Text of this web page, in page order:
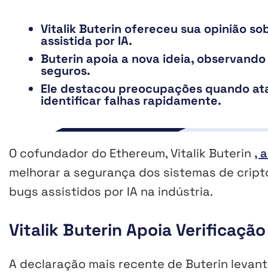
Vitalik Buterin ofereceu sua opinião
assistida por IA.
Buterin apoia a nova ideia,
seguros.
Ele destacou preocupações quando
identificar falhas rapidamente.
O cofundador do Ethereum, Vitalik Buterin ,
melhorar a segurança dos sistemas de
bugs assistidos por IA na indústria.
Vitalik Buterin Apoia
A declaração mais recente de Buterin